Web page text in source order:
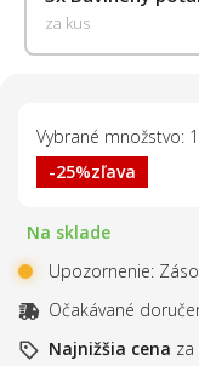
za kus
Vybrané množstvo: 1
-25%zľava
Na sklade
Upozornenie:
Očakávané
Najnižšia cena